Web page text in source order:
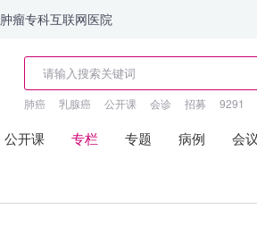
肿瘤专科互联网医院
肺癌 乳腺癌 公开课 会诊 招募 9291
公开课 专栏 专题 病例 会